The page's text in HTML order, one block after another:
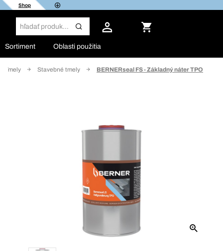
Shop
Sortiment Oblasti použitia
Tmely Stavebné tmely BERNERseal FS - Základný náter TPO